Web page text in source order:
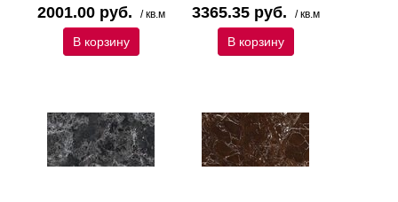
2001.00 руб. / кв.м
В корзину
3365.35 руб. / кв.м
В корзину